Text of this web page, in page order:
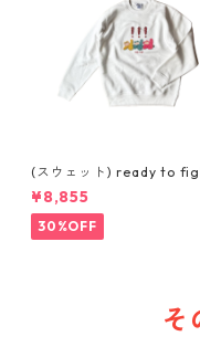
(スウェット) ready to fight
(WHITE)
¥8,855
30%OFF
そ